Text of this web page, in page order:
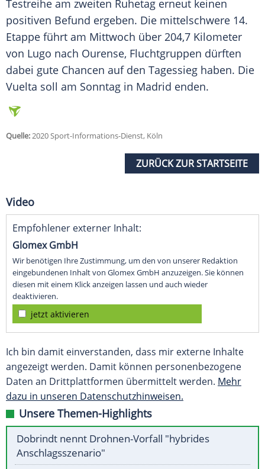
Testreihe am zweiten Ruhetag erneut keinen
positiven Befund ergeben. Die mittelschwere 14.
Etappe führt am Mittwoch über 204,7 Kilometer
von Lugo nach Ourense, Fluchtgruppen dürften
dabei gute Chancen auf den Tagessieg haben. Die
Vuelta soll am Sonntag in Madrid enden.
Quelle:2020 Sport-Informations-Dienst, Köln
ZURÜCK ZUR STARTSEITE
Video
Empfohlener externer Inhalt:
Glomex GmbH
Wir benötigen Ihre Zustimmung, um den von unserer Redaktion
eingebundenen Inhalt von Glomex GmbH anzuzeigen. Sie können
diesen mit einem Klick anzeigen lassen und auch wieder
deaktivieren.
jetzt aktivieren
Ich bin damit einverstanden, dass mir externe Inhalte
angezeigt werden. Damit können personenbezogene
Daten an Drittplattformen übermittelt werden. Mehr
dazu in unseren Datenschutzhinweisen.
Unsere Themen-Highlights
Dobrindt nennt Drohnen-Vorfall "hybrides
Anschlagsszenario"